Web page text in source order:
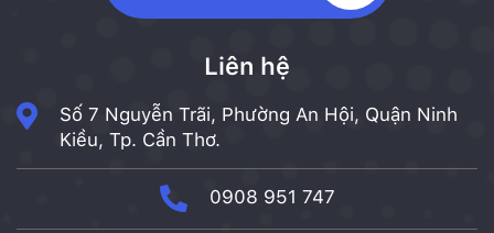
Liên hệ
Số 7 Nguyễn Trãi, Phường An Hội, Quận Ninh
Kiều, Tp. Cần Thơ.
0908 951 747